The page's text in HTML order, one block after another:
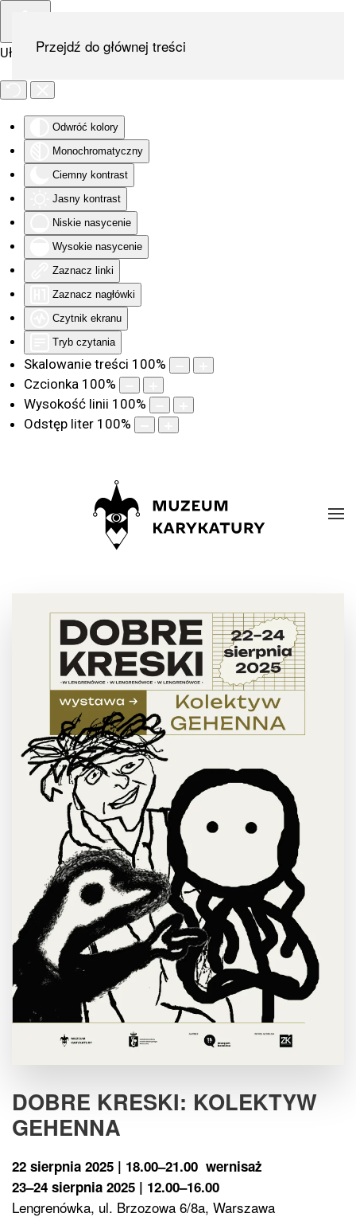
Ułatwienia dostępu
Odwróć kolory
Monochromatyczny
Ciemny kontrast
Jasny kontrast
Niskie nasycenie
Wysokie nasycenie
Zaznacz linki
Zaznacz nagłówki
Czytnik ekranu
Tryb czytania
Skalowanie treści 100%
Czcionka 100%
Wysokość linii 100%
Odstęp liter 100%
Przejdź do głównej treści
DOBRE KRESKI: KOLEKTYW
GEHENNA
22 sierpnia 2025 | 18.00–21.00 wernisaż
23–24 sierpnia 2025 | 12.00–16.00
Lengrenówka, ul. Brzozowa 6/8a, Warszawa